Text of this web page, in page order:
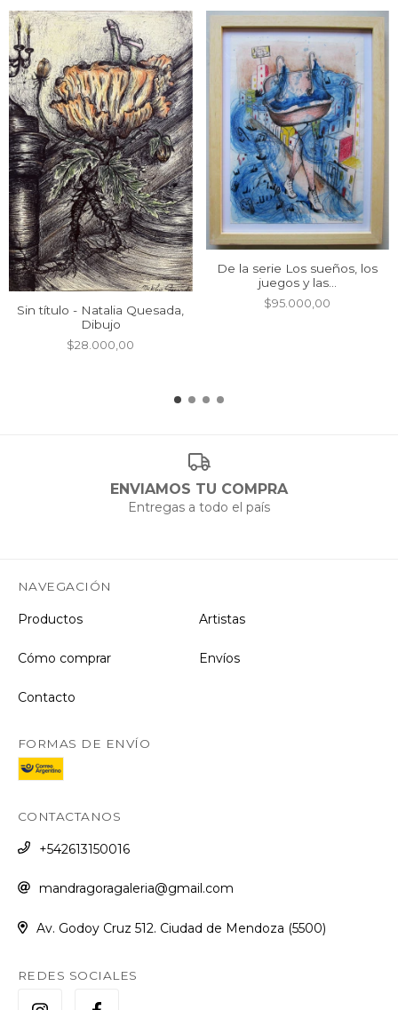
Sin título - Natalia Quesada,
Dibujo
$28.000,00
De la serie Los sueños, los
juegos y las...
$95.000,00
ENVIAMOS TU COMPRA
Entregas a todo el país
NAVEGACIÓN
Productos Artistas
Cómo comprar Envíos
Contacto
FORMAS DE ENVÍO
CONTACTANOS
+542613150016
mandragoragaleria@gmail.com
Av. Godoy Cruz 512. Ciudad de Mendoza (5500)
REDES SOCIALES